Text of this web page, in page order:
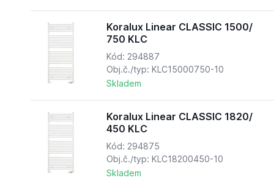
Koralux Linear CLASSIC 1500/
750 KLC
Kód: 294887
Obj.č./typ: KLC15000750-10
Skladem
Koralux Linear CLASSIC 1820/
450 KLC
Kód: 294875
Obj.č./typ: KLC18200450-10
Skladem